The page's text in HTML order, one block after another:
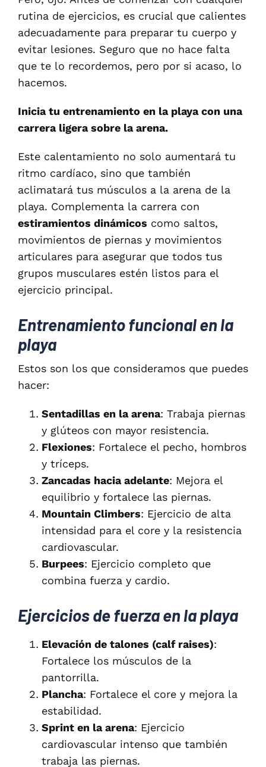
rutina de ejercicios, es crucial que calientes
adecuadamente para preparar tu cuerpo y
evitar lesiones. Seguro que no hace falta
que te lo recordemos, pero por si acaso, lo
hacemos.
Inicia tu entrenamiento en la playa con una
carrera ligera sobre la arena.
Este calentamiento no solo aumentará tu
ritmo cardíaco, sino que también
aclimatará tus músculos a la arena de la
playa. Complementa la carrera con
estiramientos dinámicos como saltos,
movimientos de piernas y movimientos
articulares para asegurar que todos tus
grupos musculares estén listos para el
ejercicio principal.
Entrenamiento funcional en la
playa
Estos son los que consideramos que puedes
hacer:
Sentadillas en la arena: Trabaja piernas
y glúteos con mayor resistencia.
Flexiones: Fortalece el pecho, hombros
y tríceps.
Zancadas hacia adelante: Mejora el
equilibrio y fortalece las piernas.
Mountain Climbers: Ejercicio de alta
intensidad para el core y la resistencia
cardiovascular.
Burpees: Ejercicio completo que
combina fuerza y cardio.
Ejercicios de fuerza en la playa
Elevación de talones (calf raises):
Fortalece los músculos de la
pantorrilla.
Plancha: Fortalece el core y mejora la
estabilidad.
Sprint en la arena: Ejercicio
cardiovascular intenso que también
trabaja las piernas.